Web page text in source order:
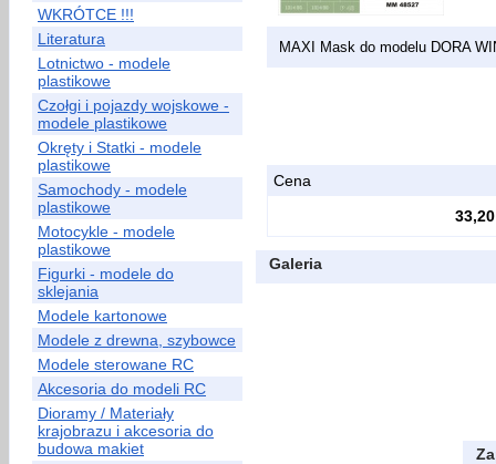
WKRÓTCE !!!
Literatura
Lotnictwo - modele
plastikowe
Czołgi i pojazdy wojskowe -
modele plastikowe
Okręty i Statki - modele
plastikowe
Samochody - modele
plastikowe
Motocykle - modele
plastikowe
Figurki - modele do
sklejania
Modele kartonowe
Modele z drewna, szybowce
Modele sterowane RC
Akcesoria do modeli RC
Dioramy / Materiały
krajobrazu i akcesoria do
budowa makiet
MAXI Mask do modelu DORA
Cena
33,20
Galeria